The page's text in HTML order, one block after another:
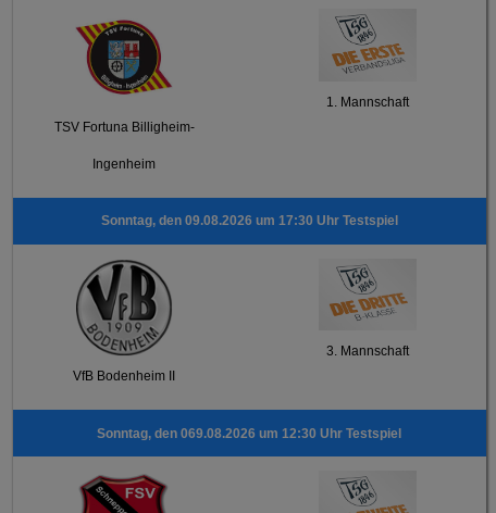
TSV Fortuna Billigheim-
Ingenheim
1. Mannschaft
Sonntag, den 09.08.2026 um 17:30 Uhr Testspiel
VfB Bodenheim II
3. Mannschaft
Sonntag, den 069.08.2026 um 12:30 Uhr Testspiel